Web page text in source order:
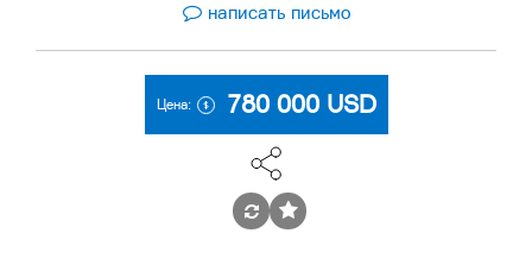
написать письмо
Цена: 780 000 USD